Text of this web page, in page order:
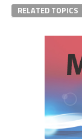
RELATED TOPICS